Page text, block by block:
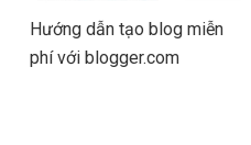
Hướng dẫn tạo blog miễn
phí với blogger.com